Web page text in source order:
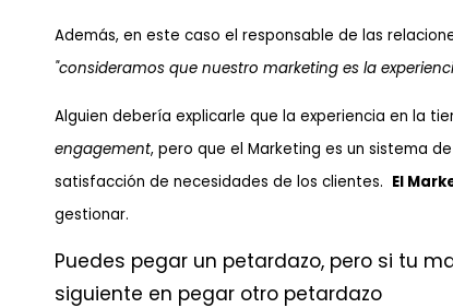
Además, en este caso el responsable de las
"consideramos que nuestro marketing es la
Alguien debería explicarle que la experiencia en la
engagement, pero que el Marketing es un sistema
satisfacción de necesidades de los clientes. El
gestionar.
Puedes pegar un petardazo, pero si tu
siguiente en pegar otro petardazo